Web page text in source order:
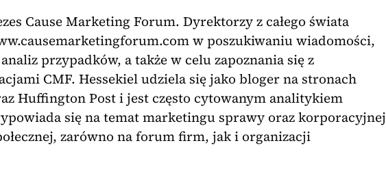
Cause Marketing Forum. Dyrektorzy z całego świata
w poszukiwaniu wiadomości,
przypadków, a także w celu zapoznania się z
CMF. Hessekiel udziela się jako bloger na stronach
Huffington Post i jest często cytowanym analitykiem
się na temat marketingu sprawy oraz korporacyjnej
zarówno na forum firm, jak i organizacji